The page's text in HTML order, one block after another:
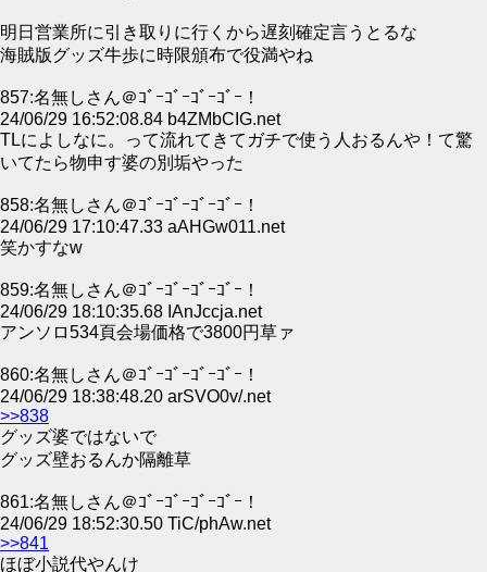
明日営業所に引き取りに行くから遅刻確定言うとるな
海賊版グッズ牛歩に時限頒布で役満やね
857:名無しさん＠ｺﾞｰｺﾞｰｺﾞｰｺﾞｰ！
24/06/29 16:52:08.84 b4ZMbCIG.net
TLによしなに。って流れてきてガチで使う人おるんや！て驚
いてたら物申す婆の別垢やった
858:名無しさん＠ｺﾞｰｺﾞｰｺﾞｰｺﾞｰ！
24/06/29 17:10:47.33 aAHGw011.net
笑かすなw
859:名無しさん＠ｺﾞｰｺﾞｰｺﾞｰｺﾞｰ！
24/06/29 18:10:35.68 IAnJccja.net
アンソロ534頁会場価格で3800円草ァ
860:名無しさん＠ｺﾞｰｺﾞｰｺﾞｰｺﾞｰ！
24/06/29 18:38:48.20 arSVO0v/.net
>>838
グッズ婆ではないで
グッズ壁おるんか隔離草
861:名無しさん＠ｺﾞｰｺﾞｰｺﾞｰｺﾞｰ！
24/06/29 18:52:30.50 TiC/phAw.net
>>841
ほぼ小説代やんけ